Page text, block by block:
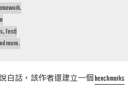
Test|
more.
白話，該作者還建立一個benchmarks